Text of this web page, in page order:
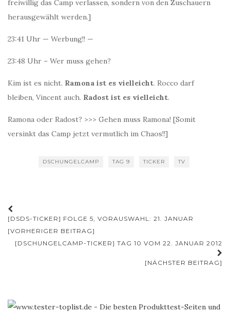
freiwillig das Camp verlassen, sondern von den Zuschauern
herausgewählt werden.]
23:41 Uhr — Werbung!! —
23:48 Uhr – Wer muss gehen?
Kim ist es nicht. Ramona ist es vielleicht. Rocco darf
bleiben, Vincent auch. Radost ist es vielleicht.
Ramona oder Radost? >>> Gehen muss Ramona! [Somit
versinkt das Camp jetzt vermutlich im Chaos!!]
DSCHUNGELCAMP TAG 9 TICKER TV
Beitrags-
Navigation
[DSDS-TICKER] FOLGE 5, VORAUSWAHL: 21. JANUAR
[VORHERIGER BEITRAG]
[DSCHUNGELCAMP-TICKER] TAG 10 VOM 22. JANUAR 2012
[NÄCHSTER BEITRAG]